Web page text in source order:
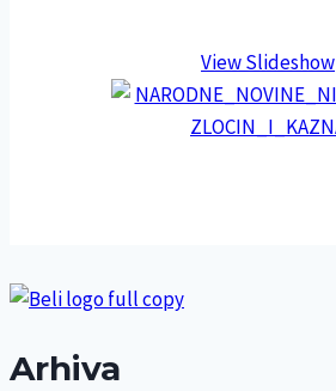
View Slideshow
Arhiva